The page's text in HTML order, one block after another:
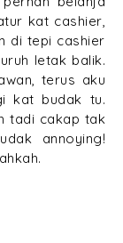
kat cashier,
di tepi cashier
letak balik.
terus aku
kat budak tu.
tadi cakap tak
annoying!